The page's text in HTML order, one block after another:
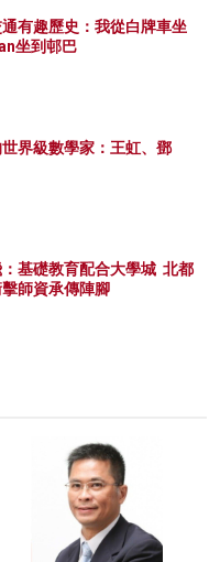
有趣歷史：我從白牌車坐
坐到邨巴
界級數學家：王虹、鄧
基礎教育配合大學城 北都
師資承傳陣腳